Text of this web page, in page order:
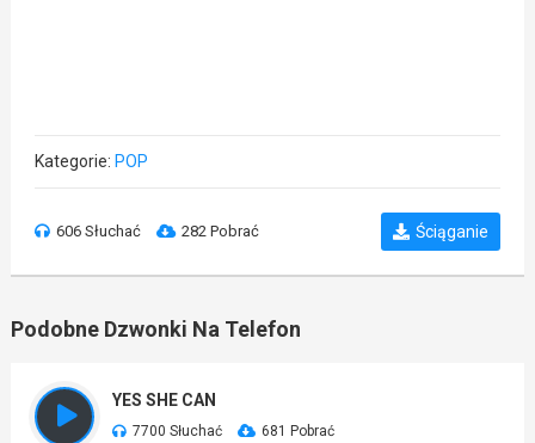
Kategorie: POP
606 Słuchać 282 Pobrać Ściąganie
Podobne Dzwonki Na Telefon
YES SHE CAN
7700 Słuchać 681 Pobrać